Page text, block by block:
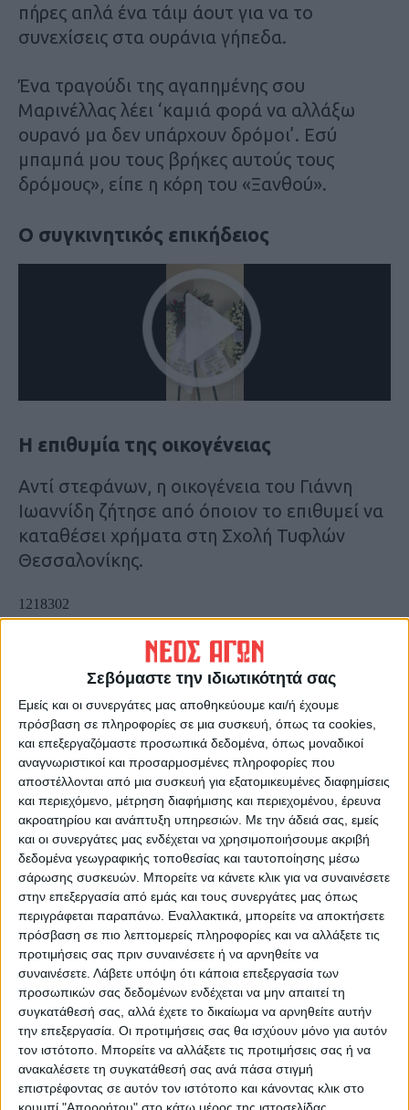
Σεβόμαστε την ιδιωτικότητά σας
Εμείς και οι συνεργάτες μας αποθηκεύουμε και/ή έχουμε
πρόσβαση σε πληροφορίες σε μια συσκευή, όπως τα cookies,
και επεξεργαζόμαστε προσωπικά δεδομένα, όπως μοναδικοί
αναγνωριστικοί και προσαρμοσμένες πληροφορίες που
αποστέλλονται από μια συσκευή για εξατομικευμένες διαφημίσεις
και περιεχόμενο, μέτρηση διαφήμισης και περιεχομένου, έρευνα
ακροατηρίου και ανάπτυξη υπηρεσιών. Με την άδειά σας, εμείς
και οι συνεργάτες μας ενδέχεται να χρησιμοποιήσουμε ακριβή
δεδομένα γεωγραφικής τοποθεσίας και ταυτοποίησης μέσω
σάρωσης συσκευών. Μπορείτε να κάνετε κλικ για να συναινέσετε
στην επεξεργασία από εμάς και τους συνεργάτες μας όπως
περιγράφεται παραπάνω. Εναλλακτικά, μπορείτε να αποκτήσετε
πρόσβαση σε πιο λεπτομερείς πληροφορίες και να αλλάξετε τις
προτιμήσεις σας πριν συναινέσετε ή να αρνηθείτε να
συναινέσετε. Λάβετε υπόψη ότι κάποια επεξεργασία των
προσωπικών σας δεδομένων ενδέχεται να μην απαιτεί τη
συγκατάθεσή σας, αλλά έχετε το δικαίωμα να αρνηθείτε αυτήν
την επεξεργασία. Οι προτιμήσεις σας θα ισχύουν μόνο για αυτόν
τον ιστότοπο. Μπορείτε να αλλάξετε τις προτιμήσεις σας ή να
ανακαλέσετε τη συγκατάθεσή σας ανά πάσα στιγμή
επιστρέφοντας σε αυτόν τον ιστότοπο και κάνοντας κλικ στο
πήρες απλά ένα τάιμ άουτ για να το
συνεχίσεις στα ουράνια γήπεδα.
Ένα τραγούδι της αγαπημένης σου
Μαρινέλλας λέει ‘καμιά φορά να αλλάξω
ουρανό μα δεν υπάρχουν δρόμοι’. Εσύ
μπαμπά μου τους βρήκες αυτούς τους
δρόμους», είπε η κόρη του «Ξανθού».
Ο συγκινητικός επικήδειος
Η επιθυμία της οικογένειας
Αντί στεφάνων, η οικογένεια του Γιάννη
Ιωαννίδη ζήτησε από όποιον το επιθυμεί να
καταθέσει χρήματα στη Σχολή Τυφλών
Θεσσαλονίκης.
Ο επικήδειος του δημοσιογράφου
Δημήτρη Καρύδα
Μετά την κόρη του Γιάννη Ιωαννίδη,
επικήδειο εκφώνησε ο δημοσιογράφος
Δημήτρης Καρύδας και στενός φίλος του
«Ξανθού».